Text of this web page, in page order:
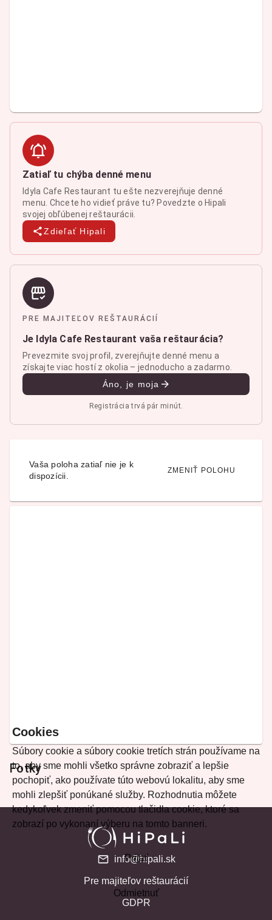
Zatiaľ tu chýba denné menu
Idyla Cafe Restaurant tu ešte nezverejňuje denné
menu. Chcete ho vidieť práve tu? Povedzte o Hipali
svojej obľúbenej reštaurácii.
Zdieľať Hipali
PRE MAJITEĽOV REŠTAURÁCIÍ
Je Idyla Cafe Restaurant vaša reštaurácia?
Prevezmite svoj profil, zverejňujte denné menu a
získajte viac hostí z okolia – jednoducho a zadarmo.
Áno, je moja
Registrácia trvá pár minút.
Vaša poloha zatiaľ nie je k
dispozícii.
ZMENIŤ POLOHU
Fotky
Cookies
Súbory cookie a súbory cookie tretích strán používame na
to, aby sme mohli všetko správne zobraziť a lepšie
pochopiť, ako používate túto webovú lokalitu, aby sme
mohli zlepšiť ponúkané služby. Rozhodnutia môžete
kedykoľvek zmeniť pomocou tlačidla cookie, ktoré sa
zobrazí po vykonaní výberu na tomto banneri.
Prijať
Odmietnuť
info@hipali.sk
Pre majiteľov reštaurácií
GDPR